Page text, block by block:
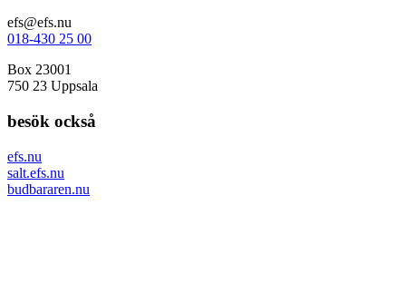
efs@efs.nu
018-430 25 00
Box 23001
750 23 Uppsala
besök också
efs.nu
salt.efs.nu
budbararen.nu